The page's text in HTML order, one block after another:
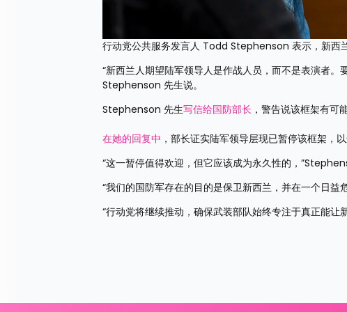
行动党公共服务发言人 Todd Stephenson 表示，新西
“新西兰人期望陆军领导人是作战人员，而不是表演者
Stephenson 先生说。
Stephenson 先生写信给国防部长 ，警告说该框架有可
在她的回复中 ，部长证实陆军领导层现已暂停该框架，
“这一暂停值得欢迎，但它应该成为永久性的，
“我们的国防军存在的目的是保卫新西兰，并在一个日
“行动党将继续推动，确保武装部队始终专注于真正能让